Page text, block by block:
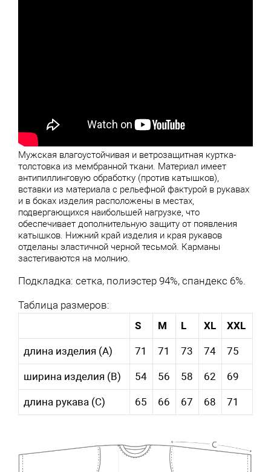
Мужская влагоустойчивая и ветрозащитная куртка-
толстовка из мембранной ткани. Материал имеет
антипиллинговую обработку (против катышков),
вставки из материала с рельефной фактурой в рукавах
и в боках изделия расположены в местах,
подвергающихся наибольшей нагрузке, что
обеспечивает дополнительную защиту от появления
катышков. Нижний край изделия и края рукавов
отделаны эластичной черной тесьмой. Карманы
застегиваются на молнию.
Подкладка: сетка, полиэстер 94%, спандекс 6%.
Таблица размеров:
S
M L XL XXL
длина изделия (A) 71 71 73 74 75
ширина изделия (B) 54 56 58 62 69
длина рукава (С) 65 66 67 68 71